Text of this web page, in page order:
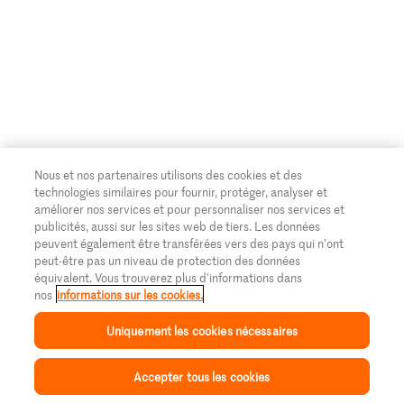
Inspiration Collection Recettes Mon Migusto
Nous et nos partenaires utilisons des cookies et des
technologies similaires pour fournir, protéger, analyser et
améliorer nos services et pour personnaliser nos services et
publicités, aussi sur les sites web de tiers. Les données
peuvent également être transférées vers des pays qui n'ont
peut-être pas un niveau de protection des données
équivalent. Vous trouverez plus d'informations dans
nos informations sur les cookies.
Uniquement les cookies nécessaires
Accepter tous les cookies